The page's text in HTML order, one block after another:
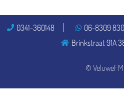
©
0341-360148 06-8309
Brinkstraat 91A